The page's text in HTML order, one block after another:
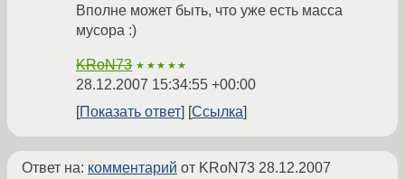
Вполне может быть, что уже есть масса
мусора :)
KRoN73 ★★★★★
28.12.2007 15:34:55 +00:00
Показать ответ
Ссылка
Ответ на: комментарий от KRoN73 28.12.2007